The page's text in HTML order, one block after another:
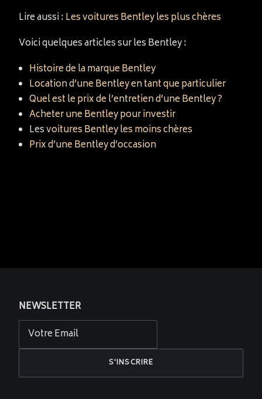
Lire aussi :Les voitures Bentley les plus chères
Voici quelques articles sur les Bentley :
Histoire de la marque Bentley
Location d’une Bentley en tant que particulier
Quel est le prix de l’entretien d’une Bentley ?
Acheter une Bentley pour investir
Lesvoitures Bentley les moins chères
Prix d’une Bentley d’occasion
NEWSLETTER